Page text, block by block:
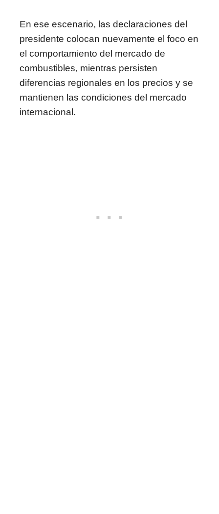
En ese escenario, las declaraciones del
presidente colocan nuevamente el foco en
el comportamiento del mercado de
combustibles, mientras persisten
diferencias regionales en los precios y se
mantienen las condiciones del mercado
internacional.